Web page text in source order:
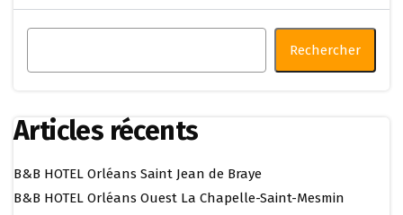
Rechercher
Articles récents
B&B HOTEL Orléans Saint Jean de Braye
B&B HOTEL Orléans Ouest La Chapelle-Saint-Mesmin